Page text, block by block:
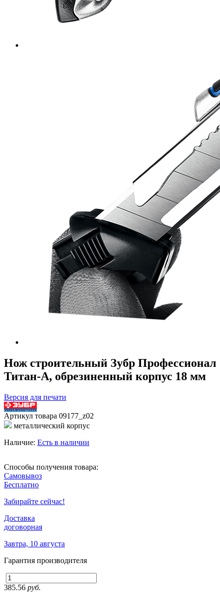
Нож строительный Зубр Профессионал
Титан-А, обрезиненный корпус 18 мм
Версия для печати
Артикул товара 09177_z02
металлический корпус
Наличие: Есть в наличии
Способы получения товара:
Самовывоз
Бесплатно
Забирайте сейчас!
Доставка
договорная
Завтра, 10 августа
Гарантия производителя
385.56 руб.